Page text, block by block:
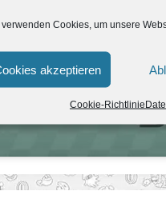
verwenden Cookies, um unsere
akzeptieren
Cookie-Richtlinie